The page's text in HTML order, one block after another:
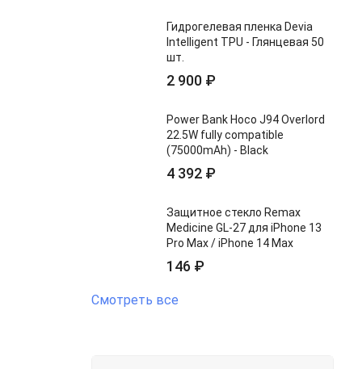
Гидрогелевая пленка Devia
Intelligent TPU - Глянцевая 50
шт.
2 900 ₽
Power Bank Hoco J94 Overlord
22.5W fully compatible
(75000mAh) - Black
4 392 ₽
Защитное стекло Remax
Medicine GL-27 для iPhone 13
Pro Max / iPhone 14 Max
146 ₽
Смотреть все